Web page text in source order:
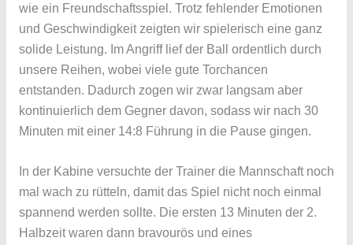
wie ein Freundschaftsspiel. Trotz fehlender Emotionen
und Geschwindigkeit zeigten wir spielerisch eine ganz
solide Leistung. Im Angriff lief der Ball ordentlich durch
unsere Reihen, wobei viele gute Torchancen
entstanden. Dadurch zogen wir zwar langsam aber
kontinuierlich dem Gegner davon, sodass wir nach 30
Minuten mit einer 14:8 Führung in die Pause gingen.
In der Kabine versuchte der Trainer die Mannschaft noch
mal wach zu rütteln, damit das Spiel nicht noch einmal
spannend werden sollte. Die ersten 13 Minuten der 2.
Halbzeit waren dann bravourös und eines